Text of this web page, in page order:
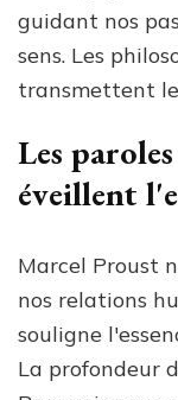
guidant nos
sens. Les
transmettent
Les
éveillent
Marcel Proust
nos relations
souligne
La profondeur